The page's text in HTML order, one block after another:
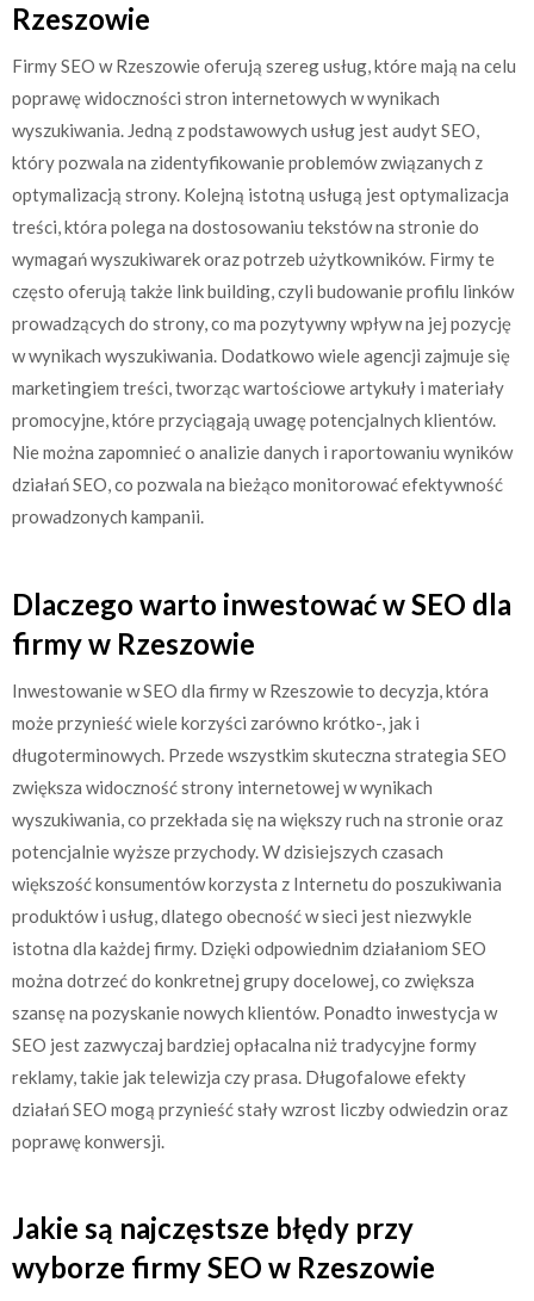
Rzeszowie
Firmy SEO w Rzeszowie oferują szereg usług, które mają na celu
poprawę widoczności stron internetowych w wynikach
wyszukiwania. Jedną z podstawowych usług jest audyt SEO,
który pozwala na zidentyfikowanie problemów związanych z
optymalizacją strony. Kolejną istotną usługą jest optymalizacja
treści, która polega na dostosowaniu tekstów na stronie do
wymagań wyszukiwarek oraz potrzeb użytkowników. Firmy te
często oferują także link building, czyli budowanie profilu linków
prowadzących do strony, co ma pozytywny wpływ na jej pozycję
w wynikach wyszukiwania. Dodatkowo wiele agencji zajmuje się
marketingiem treści, tworząc wartościowe artykuły i materiały
promocyjne, które przyciągają uwagę potencjalnych klientów.
Nie można zapomnieć o analizie danych i raportowaniu wyników
działań SEO, co pozwala na bieżąco monitorować efektywność
prowadzonych kampanii.
Dlaczego warto inwestować w SEO dla
firmy w Rzeszowie
Inwestowanie w SEO dla firmy w Rzeszowie to decyzja, która
może przynieść wiele korzyści zarówno krótko-, jak i
długoterminowych. Przede wszystkim skuteczna strategia SEO
zwiększa widoczność strony internetowej w wynikach
wyszukiwania, co przekłada się na większy ruch na stronie oraz
potencjalnie wyższe przychody. W dzisiejszych czasach
większość konsumentów korzysta z Internetu do poszukiwania
produktów i usług, dlatego obecność w sieci jest niezwykle
istotna dla każdej firmy. Dzięki odpowiednim działaniom SEO
można dotrzeć do konkretnej grupy docelowej, co zwiększa
szansę na pozyskanie nowych klientów. Ponadto inwestycja w
SEO jest zazwyczaj bardziej opłacalna niż tradycyjne formy
reklamy, takie jak telewizja czy prasa. Długofalowe efekty
działań SEO mogą przynieść stały wzrost liczby odwiedzin oraz
poprawę konwersji.
Jakie są najczęstsze błędy przy
wyborze firmy SEO w Rzeszowie